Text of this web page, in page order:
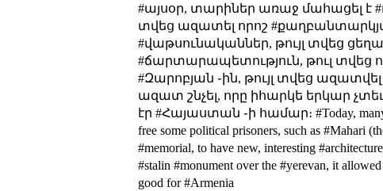
#այսօր, տարիներ առաջ մահացել է
տվեց ազատել որոշ
#վաթսունականներ, թույլ տվեց
#ճարտարապետություն, թուլ տվեց
#Զարոբյան ֊ին, թույլ տվեց
ազատ շնչել, որը իհարկե երկար
էր #Հայաստան ֊ի համար։#Today,
free some political prisoners, such as #Mahari
#memorial, to have new, interesting
#stalin #monument over the #yerevan, it
good for #Armenia